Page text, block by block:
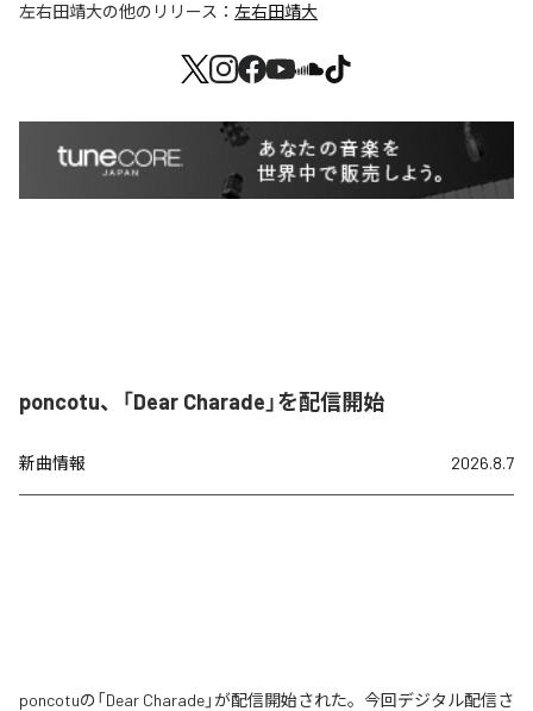
左右田靖大の他のリリース： 左右田靖大
poncotu、「Dear Charade」を配信開始
新曲情報 2026.8.7
poncotuの「Dear Charade」が配信開始された。今回デジタル配信さ